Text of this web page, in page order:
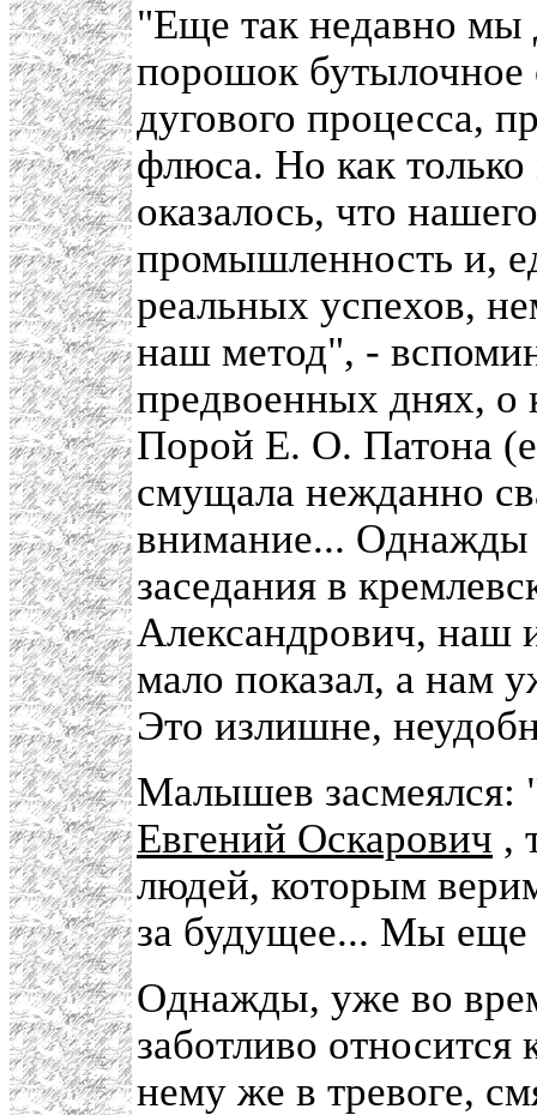
"Еще так недавно мы
порошок бутылочное
дугового процесса,
флюса. Но как
оказалось, что
промышленность и,
реальных успехов,
наш метод", -
предвоенных днях,
Порой Е. О. Патона
смущала нежданно
внимание...
заседания в
Александрович, наш
мало показал, а нам
Это излишне,
Малышев засмеялся:
Евгений Оскарович ,
людей, которым
за будущее... Мы еще
Однажды, уже во
заботливо
нему же в тревоге,